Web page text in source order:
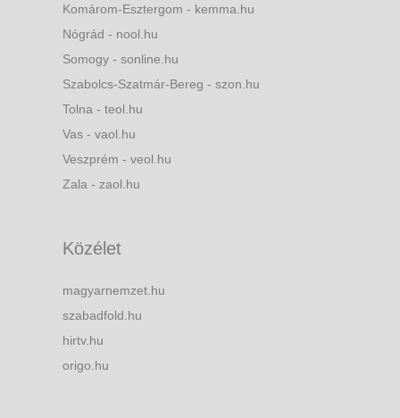
Komárom-Esztergom - kemma.hu
Nógrád - nool.hu
Somogy - sonline.hu
Szabolcs-Szatmár-Bereg - szon.hu
Tolna - teol.hu
Vas - vaol.hu
Veszprém - veol.hu
Zala - zaol.hu
Közélet
magyarnemzet.hu
szabadfold.hu
hirtv.hu
origo.hu